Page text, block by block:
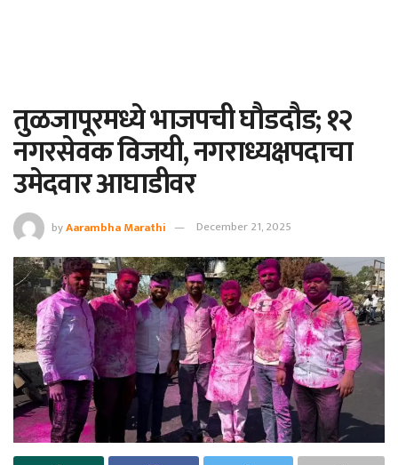
तुळजापूरमध्ये भाजपची घौडदौड; १२
नगरसेवक विजयी, नगराध्यक्षपदाचा
उमेदवार आघाडीवर
byAarambha Marathi December 21, 2025